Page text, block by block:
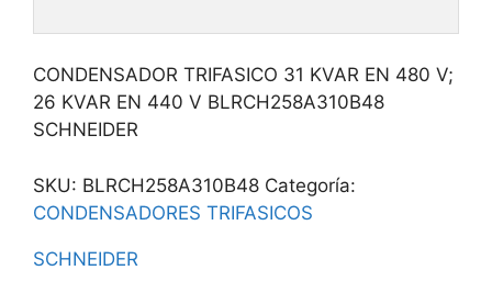
CONDENSADOR TRIFASICO 31 KVAR EN 480 V;
26 KVAR EN 440 V BLRCH258A310B48
SCHNEIDER
SKU: BLRCH258A310B48 Categoría:
CONDENSADORES TRIFASICOS
SCHNEIDER